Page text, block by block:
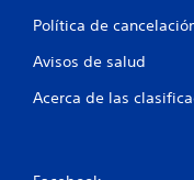
Política de
Avisos de salud
Acerca de las